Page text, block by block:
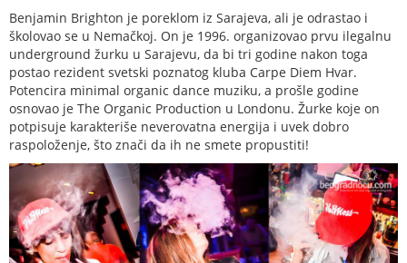
Benjamin Brighton je poreklom iz Sarajeva, ali je odrastao i
školovao se u Nemačkoj. On je 1996. organizovao prvu ilegalnu
underground žurku u Sarajevu, da bi tri godine nakon toga
postao rezident svetski poznatog kluba Carpe Diem Hvar.
Potencira minimal organic dance muziku, a prošle godine
osnovao je The Organic Production u Londonu. Žurke koje on
potpisuje karakteriše neverovatna energija i uvek dobro
raspoloženje, što znači da ih ne smete propustiti!